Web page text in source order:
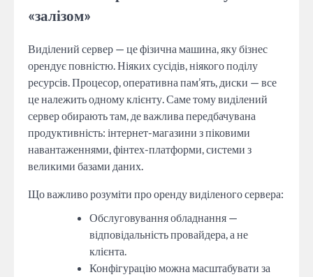
«залізом»
Виділений сервер — це фізична машина, яку бізнес
орендує повністю. Ніяких сусідів, ніякого поділу
ресурсів. Процесор, оперативна пам’ять, диски — все
це належить одному клієнту. Саме тому виділений
сервер обирають там, де важлива передбачувана
продуктивність: інтернет-магазини з піковими
навантаженнями, фінтех-платформи, системи з
великими базами даних.
Що важливо розуміти про оренду виділеного сервера:
Обслуговування обладнання —
відповідальність провайдера, а не
клієнта.
Конфігурацію можна масштабувати за